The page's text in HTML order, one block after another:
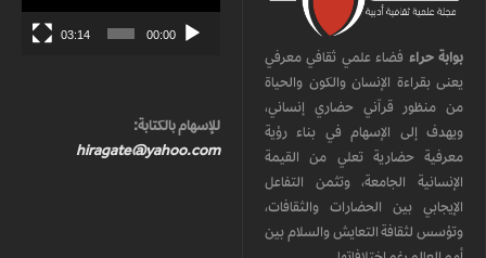
بوابة حراء فضاء علمي ثقافي معرفي
يعنى بقراءة الإنسان والكون والحياة
من منظور قرآني حضاري إنساني،
ويهدف إلى الإسهام في بناء رؤية
معرفية حضارية تعلي من القيمة
الإنسانية الجامعة، وتثمن التفاعل
الإيجابي بين الحضارات والثقافات،
وتؤسس لثقافة التعايش والسلام بين
00:00
03:14
للإسهام بالكتابة:
hiragate@yahoo.com